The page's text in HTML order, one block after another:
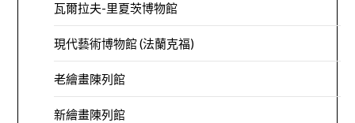
瓦爾拉夫-里夏茨博物館
現代藝術博物館 (法蘭克福)
老繪畫陳列館
新繪畫陳列館